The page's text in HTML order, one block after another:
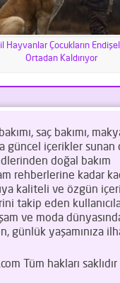
Hayvanlar Çocukların
Ortadan Kaldırıyor
saç bakımı,
güncel içerikler
doğal bakım
rehberlerine kadar
kaliteli ve özgün
takip eden
ve moda
günlük yaşamınıza
Tüm hakları saklıdır